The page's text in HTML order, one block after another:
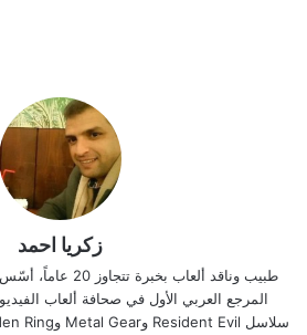
زكريا احمد
المرجع العربي الأول في صحافة ألعاب